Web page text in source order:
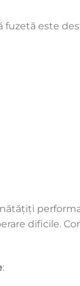
fuzetă este
dificile.
: